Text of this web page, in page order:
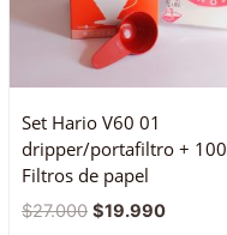
Set Hario V60 01
dripper/portafiltro + 100
Filtros de papel
$27.000 $19.990